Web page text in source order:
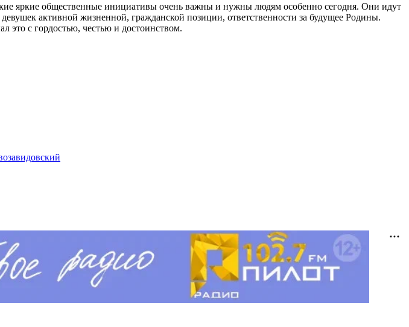
яркие общественные инициативы очень важны и нужны людям особенно сегодня. Они идут
активной жизненной, гражданской позиции, ответственности за будущее Родины.
это с гордостью, честью и достоинством.